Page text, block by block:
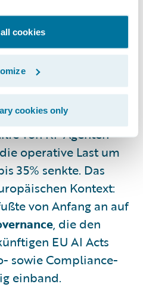
cookies
cookies only
überlastete. Sie
Ansatzmit
Fundament
sich: Sie konnten rund
E-Mail-
von KI-Agenten
operative Last um
35% senkte. Das
Kontext:
von Anfang an auf
, die den
EU AI Acts
sowie Compliance-
einband.